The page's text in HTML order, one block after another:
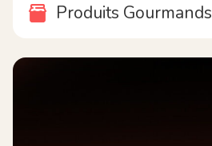
Produits Gourmands